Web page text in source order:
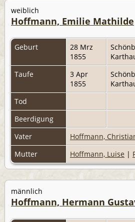
weiblich
Hoffmann, Emilie Mathilde
Geburt
28 Mrz
1855
Taufe
3 Apr
1855
Tod
Beerdigung
Vater
Hoffmann,
Mutter
Hoffmann, Luise |
männlich
Hoffmann, Hermann